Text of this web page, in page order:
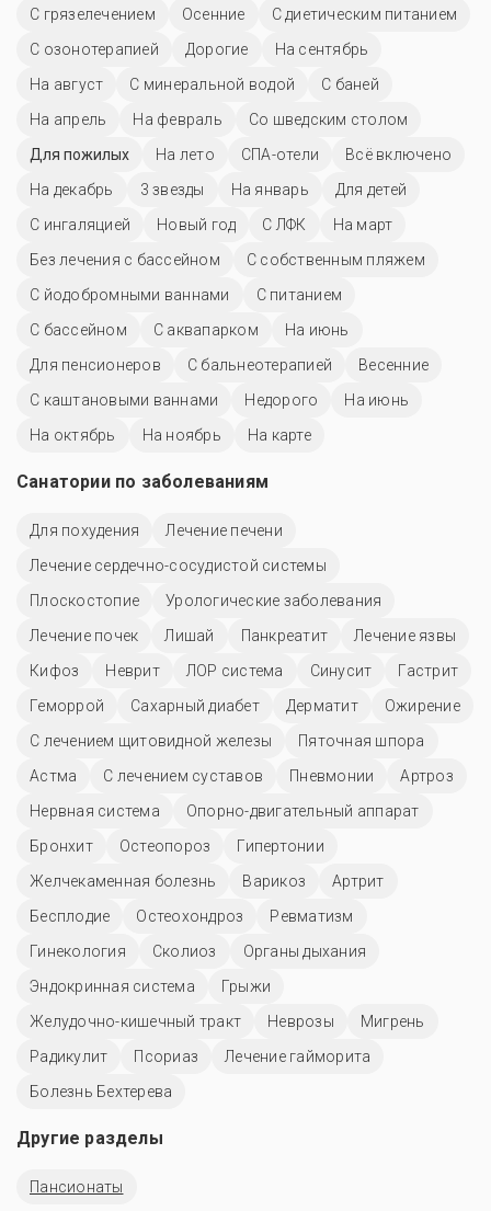
С грязелечением Осенние
С диетическим питанием
С озонотерапией
Дорогие
На сентябрь
На август
С минеральной водой
С баней
На апрель
На февраль
Со шведским столом
Для пожилых
На лето СПА-отели
Всё включено
На декабрь
3 звезды На январь
Для детей
С ингаляцией
Новый год С ЛФК
На март
Без лечения с бассейном
С собственным пляжем
С йодобромными ваннами
С питанием
C бассейном
С аквапарком
На июнь
Для пенсионеров
С бальнеотерапией
Весенние
С каштановыми ваннами
Недорого
На июнь
На октябрь
На ноябрь На карте
Санатории по заболеваниям
Для похудения
Лечение печени
Лечение сердечно-сосудистой системы
Плоскостопие
Урологические заболевания
Лечение почек
Лишай Панкреатит
Лечение язвы
Кифоз
Неврит ЛОР система Синусит
Гастрит
Геморрой
Сахарный диабет Дерматит
Ожирение
С лечением щитовидной железы
Пяточная шпора
Астма
С лечением суставов Пневмонии
Артроз
Нервная система
Опорно-двигательный аппарат
Бронхит
Остеопороз
Гипертонии
Желчекаменная болезнь
Варикоз
Артрит
Бесплодие
Остеохондроз
Ревматизм
Гинекология
Сколиоз
Органы дыхания
Эндокринная система
Грыжи
Желудочно-кишечный тракт
Неврозы
Мигрень
Радикулит
Псориаз
Лечение гайморита
Болезнь Бехтерева
Другие разделы
Пансионаты